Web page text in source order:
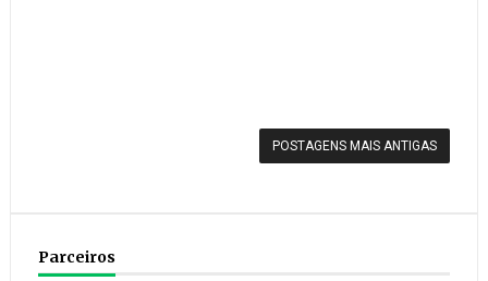
POSTAGENS MAIS ANTIGAS
Parceiros